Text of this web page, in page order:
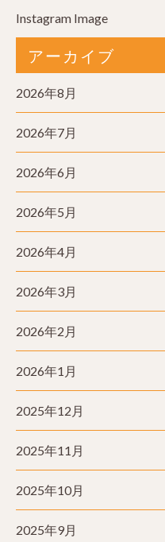
Instagram Image
アーカイブ
2026年8月
2026年7月
2026年6月
2026年5月
2026年4月
2026年3月
2026年2月
2026年1月
2025年12月
2025年11月
2025年10月
2025年9月